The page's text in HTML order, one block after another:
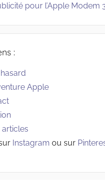
pour l’Apple Modem
:
Apple
articles
Instagram ou sur